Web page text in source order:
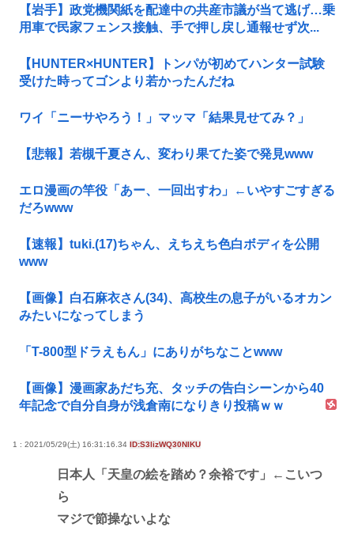
【岩手】政党機関紙を配達中の共産市議が当て逃げ…乗
用車で民家フェンス接触、手で押し戻し通報せず次...
【HUNTER×HUNTER】トンパが初めてハンター試験
受けた時ってゴンより若かったんだね
ワイ「ニーサやろう！」マッマ「結果見せてみ？」
【悲報】若槻千夏さん、変わり果てた姿で発見www
エロ漫画の竿役「あー、一回出すわ」←いやすごすぎる
だろwww
【速報】tuki.(17)ちゃん、えちえち色白ボディを公開
www
【画像】白石麻衣さん(34)、高校生の息子がいるオカン
みたいになってしまう
「T-800型ドラえもん」にありがちなことwww
【画像】漫画家あだち充、タッチの告白シーンから40
年記念で自分自身が浅倉南になりきり投稿ｗｗ
1 : 2021/05/29(土) 16:31:16.34 ID:S3lizWQ30NIKU
日本人「天皇の絵を踏め？余裕です」←こいつ
ら
マジで節操ないよな